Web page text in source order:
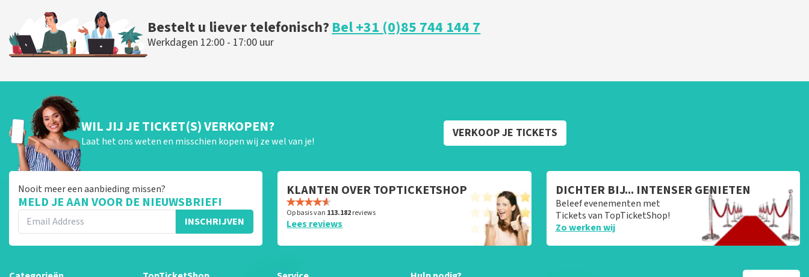
Bestelt u liever telefonisch?Bel +31 (0)85 744 144 7
Werkdagen 12:00 - 17:00 uur
WIL JIJ JE TICKET(S) VERKOPEN?
Laat het ons weten en misschien kopen wij ze wel van je!
VERKOOP JE TICKETS
Nooit meer een aanbieding missen?
MELD JE AAN VOOR DE NIEUWSBRIEF!
INSCHRIJVEN
KLANTEN OVER TOPTICKETSHOP
Op basis van 113.182reviews
Lees reviews
DICHTER BIJ... INTENSER GENIETEN
Beleef evenementen met
Tickets van TopTicketShop!
Zo werken wij